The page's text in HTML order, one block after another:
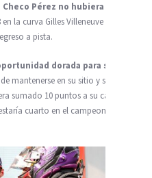
Pérez no hubiera
la curva Gilles Villeneuve y caer
a pista.
dorada para su
mantenerse en su sitio y ser
sumado 10 puntos a su causa,
cuarto en el campeonato